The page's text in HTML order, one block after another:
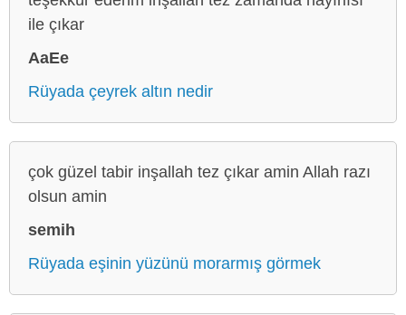
ile çıkar
AaEe
Rüyada çeyrek altın nedir
çok güzel tabir inşallah tez çıkar amin Allah razı
olsun amin
semih
Rüyada eşinin yüzünü morarmış görmek